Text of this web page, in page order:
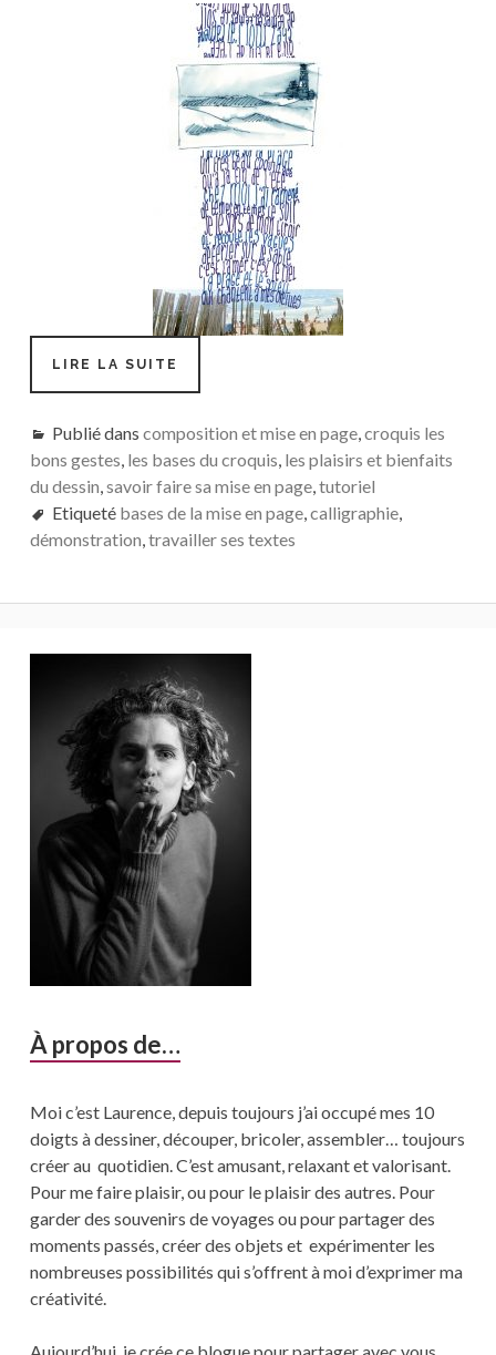
LIRE LA SUITE
4/4-
JOUER
AVEC
TEXTES
Publié dans composition et mise en page,croquis les
bons gestes, les bases du croquis, les plaisirs et bienfaits
du dessin,savoir faire sa mise en page,tutoriel
Etiqueté bases de la mise en page,calligraphie,
démonstration,travailler ses textes
latérale
principale
À propos de…
Moi c’est Laurence, depuis toujours j’ai occupé mes 10
doigts à dessiner, découper, bricoler, assembler… toujours
créer au quotidien. C’est amusant, relaxant et valorisant.
Pour me faire plaisir, ou pour le plaisir des autres. Pour
garder des souvenirs de voyages ou pour partager des
moments passés, créer des objets et expérimenter les
nombreuses possibilités qui s’offrent à moi d’exprimer ma
créativité.
Aujourd’hui, je crée ce blogue pour partager avec vous